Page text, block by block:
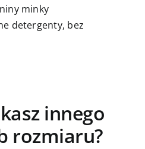
minky
detergenty, bez
innego
rozmiaru?